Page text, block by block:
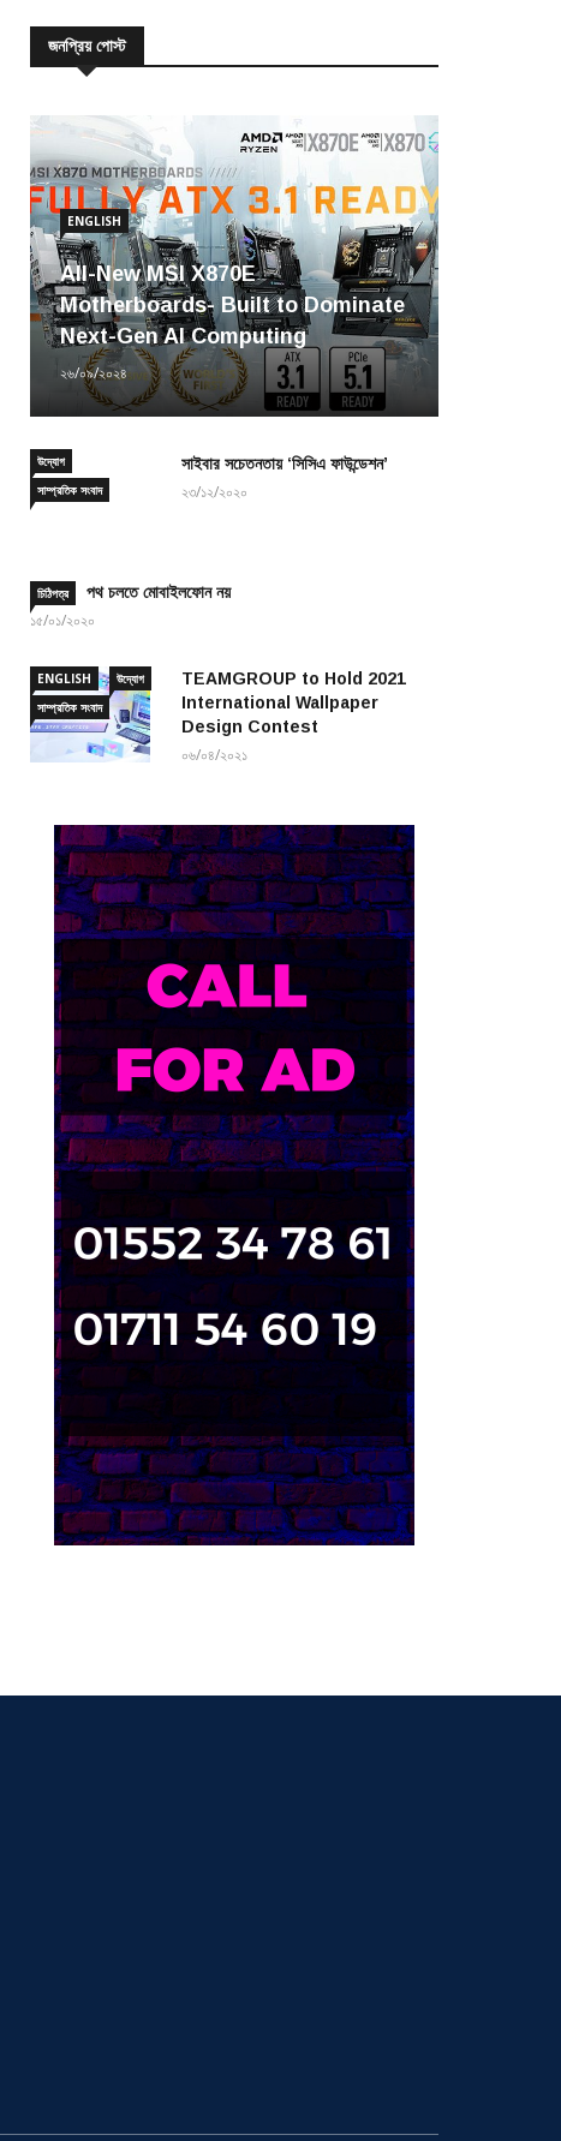
জনপ্রিয় পোস্ট
ENGLISH
All-New MSI X870E
Motherboards- Built to Dominate
Next-Gen AI Computing
২৬/০৯/২০২৪
উদ্যোগ
সাম্প্রতিক সংবাদ
সাইবার সচেতনতায় ‘সিসিএ ফাউন্ডেশন’
২৩/১২/২০২০
চিঠিপত্র পথ চলতে মোবাইলফোন নয়
১৫/০১/২০২০
ENGLISH
উদ্যোগ
সাম্প্রতিক সংবাদ
TEAMGROUP to Hold 2021
International Wallpaper
Design Contest
০৬/০৪/২০২১